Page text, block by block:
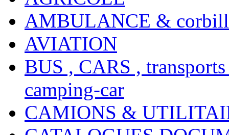
AMBULANCE &
AVIATION
BUS , CARS ,
camping-car
CAMIONS &